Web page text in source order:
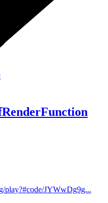
play?#code/JYWwDg9g...